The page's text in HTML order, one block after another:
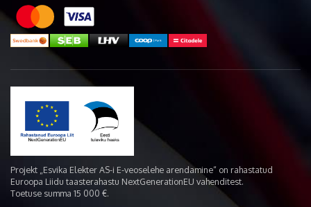
Projekt „Esvika Elekter AS-i E-veoselehe arendamine“ on rahastatud
Euroopa Liidu taasterahastu NextGenerationEU vahenditest.
Toetuse summa 15 000 €.